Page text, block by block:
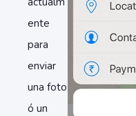
ente
para
enviar
una foto
ó un